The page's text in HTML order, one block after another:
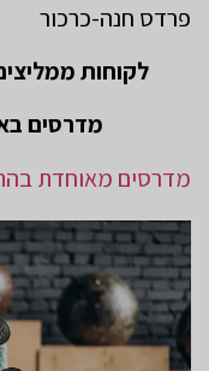
פרדס חנה-כרכור
לקוחות
מדרסים
מדרסים מאוחדת